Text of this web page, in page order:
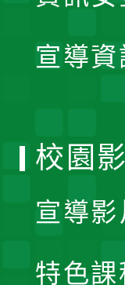
宣導資
校園
宣導影
特色課